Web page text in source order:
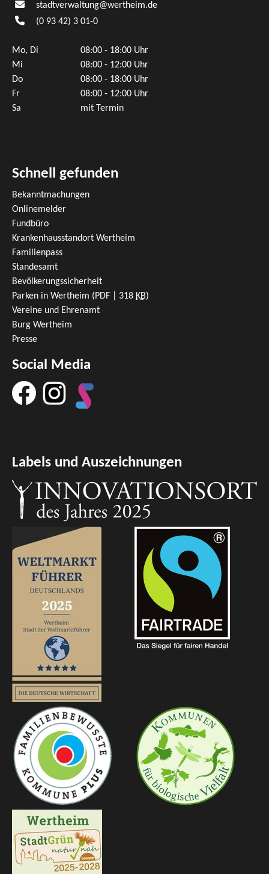
stadtverwaltung@wertheim.de
(0 93 42) 3 01-0
Mo, Di
08:00 - 18:00 Uhr
Mi
08:00 - 12:00 Uhr
Do
08:00 - 18:00 Uhr
Fr
08:00 - 12:00 Uhr
Sa
mit Termin
Schnell gefunden
Bekanntmachungen
Onlinemelder
Fundbüro
Krankenhausstandort Wertheim
Familienpass
Standesamt
Bevölkerungssicherheit
Parken in Wertheim (PDF | 318 KB)
Vereine und Ehrenamt
Burg Wertheim
Presse
Social Media
Labels und Auszeichnungen